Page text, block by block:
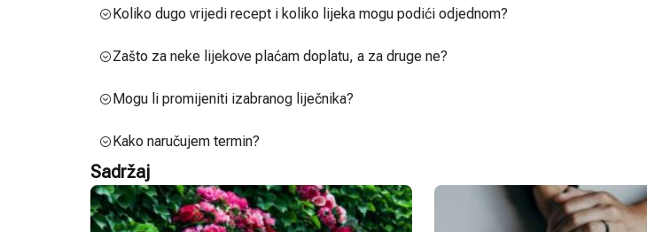
Koliko dugo vrijedi recept i koliko lijeka mogu podići odjednom?
Zašto za neke lijekove plaćam doplatu, a za druge ne?
Mogu li promijeniti izabranog liječnika?
Kako naručujem termin?
Sadržaj